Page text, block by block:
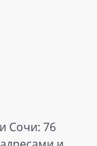
Сочи: 76